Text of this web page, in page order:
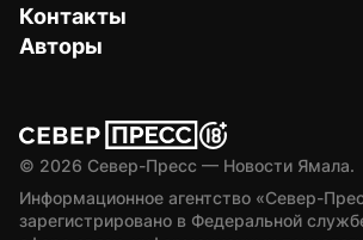
Контакты
Авторы
© 2026 Север-Пресс — Новости Ямала.
Информационное агентство «Север-
зарегистрировано в Федеральной